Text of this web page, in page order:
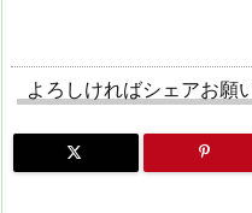
よろしければシェアお願